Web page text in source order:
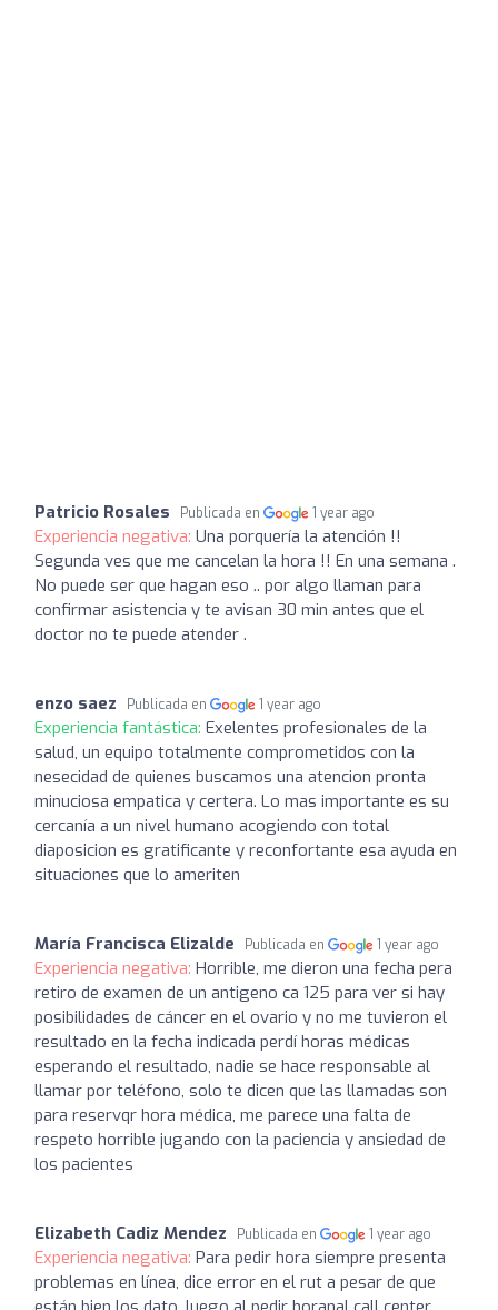
Patricio Rosales Publicada en 1 year ago
Experiencia negativa: Una porquería la atención !!
Segunda ves que me cancelan la hora !! En una semana .
No puede ser que hagan eso .. por algo llaman para
confirmar asistencia y te avisan 30 min antes que el
doctor no te puede atender .
enzo saez Publicada en 1 year ago
Experiencia fantástica: Exelentes profesionales de la
salud, un equipo totalmente comprometidos con la
nesecidad de quienes buscamos una atencion pronta
minuciosa empatica y certera. Lo mas importante es su
cercanía a un nivel humano acogiendo con total
diaposicion es gratificante y reconfortante esa ayuda en
situaciones que lo ameriten
María Francisca Elizalde Publicada en 1 year ago
Experiencia negativa: Horrible, me dieron una fecha pera
retiro de examen de un antigeno ca 125 para ver si hay
posibilidades de cáncer en el ovario y no me tuvieron el
resultado en la fecha indicada perdí horas médicas
esperando el resultado, nadie se hace responsable al
llamar por teléfono, solo te dicen que las llamadas son
para reservqr hora médica, me parece una falta de
respeto horrible jugando con la paciencia y ansiedad de
los pacientes
Elizabeth Cadiz Mendez Publicada en 1 year ago
Experiencia negativa: Para pedir hora siempre presenta
problemas en línea, dice error en el rut a pesar de que